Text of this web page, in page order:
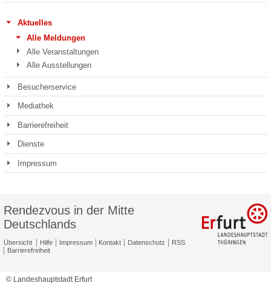
Aktuelles
Alle Meldungen
Alle Veranstaltungen
Alle Ausstellungen
Besucherservice
Mediathek
Barrierefreiheit
Dienste
Impressum
Rendezvous in der Mitte
Deutschlands
Übersicht Hilfe Impressum Kontakt Datenschutz
RSS
Barrierefreiheit
© Landeshauptstadt Erfurt